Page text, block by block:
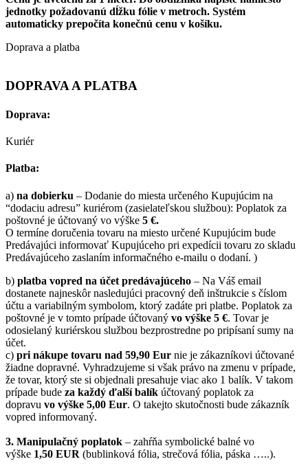
jednotky požadovanú dĺžku fólie v metroch. Systém
automaticky prepočíta konečnú cenu v košíku.
Doprava a platba
DOPRAVA A PLATBA
Doprava:
Kuriér
Platba:
a) na dobierku – Dodanie do miesta určeného Kupujúcim na
“dodaciu adresu” kuriérom (zasielateľskou službou): Poplatok za
poštovné je účtovaný vo výške 5 €.
O termíne doručenia tovaru na miesto určené Kupujúcim bude
Predávajúci informovať Kupujúceho pri expedícii tovaru zo skladu
Predávajúceho zaslaním informačného e-mailu o dodaní. )
b) platba vopred na účet predávajúceho – Na Váš email
dostanete najneskôr nasledujúci pracovný deň inštrukcie s číslom
účtu a variabilným symbolom, ktorý zadáte pri platbe. Poplatok za
poštovné je v tomto prípade účtovaný vo výške 5 €. Tovar je
odosielaný kuriérskou službou bezprostredne po pripísaní sumy na
účet.
c) pri nákupe tovaru nad 59,90 Eur nie je zákazníkovi účtované
žiadne dopravné. Vyhradzujeme si však právo na zmenu v prípade,
že tovar, ktorý ste si objednali presahuje viac ako 1 balík. V takom
prípade bude za každý ďalší balík účtovaný poplatok za
dopravu vo výške 5,00 Eur. O takejto skutočnosti bude zákazník
vopred informovaný.
3. Manipulačný poplatok – zahŕňa symbolické balné vo
výške 1,50 EUR (bublinková fólia, strečová fólia, páska …..).